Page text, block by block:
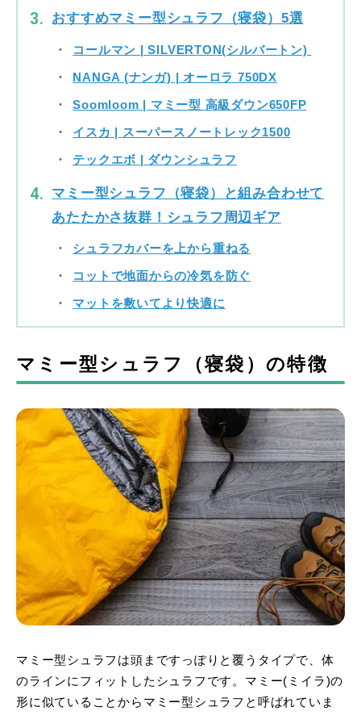
おすすめマミー型シュラフ（寝袋）5選
コールマン | SILVERTON(シルバートン)
NANGA (ナンガ) | オーロラ 750DX
Soomloom | マミー型 高級ダウン650FP
イスカ | スーパースノートレック1500
テックエボ | ダウンシュラフ
マミー型シュラフ（寝袋）と組み合わせて
あたたかさ抜群！シュラフ周辺ギア
シュラフカバーを上から重ねる
コットで地面からの冷気を防ぐ
マットを敷いてより快適に
マミー型シュラフ（寝袋）の特徴
マミー型シュラフは頭まですっぽりと覆うタイプで、体
のラインにフィットしたシュラフです。マミー(ミイラ)の
形に似ていることからマミー型シュラフと呼ばれていま